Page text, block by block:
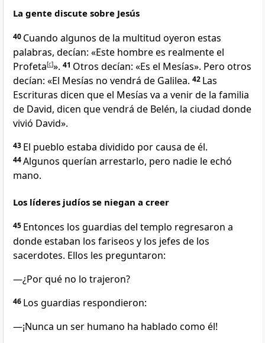
La gente discute sobre Jesús
40 Cuando algunos de la multitud oyeron estas
palabras, decían: «Este hombre es realmente el
Profeta[c]». 41 Otros decían: «Es el Mesías». Pero otros
decían: «El Mesías no vendrá de Galilea. 42 Las
Escrituras dicen que el Mesías va a venir de la familia
de David, dicen que vendrá de Belén, la ciudad donde
vivió David».
43 El pueblo estaba dividido por causa de él.
44Algunos querían arrestarlo, pero nadie le echó
mano.
Los líderes judíos se niegan a creer
45 Entonces los guardias del templo regresaron a
donde estaban los fariseos y los jefes de los
sacerdotes. Ellos les preguntaron:
—¿Por qué no lo trajeron?
46 Los guardias respondieron:
—¡Nunca un ser humano ha hablado como él!